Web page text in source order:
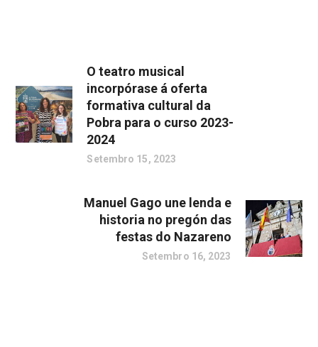
O teatro musical
incorpórase á oferta
formativa cultural da
Pobra para o curso 2023-
2024
Setembro 15, 2023
Manuel Gago une lenda e
historia no pregón das
festas do Nazareno
Setembro 16, 2023